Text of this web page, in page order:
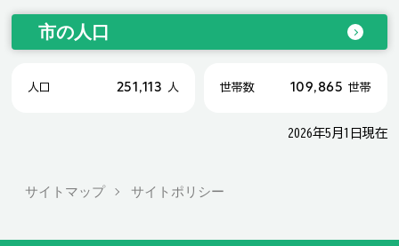
市の人口
人口 251,113 人 世帯数 109,865 世帯
2026年5月1日現在
サイトマップ サイトポリシー